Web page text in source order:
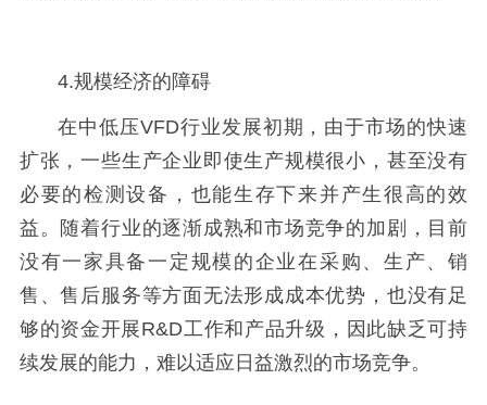
4.规模经济的障碍
在中低压VFD行业发展初期，由于市场的快速
扩张，一些生产企业即使生产规模很小，甚至没有
必要的检测设备，也能生存下来并产生很高的效
益。随着行业的逐渐成熟和市场竞争的加剧，目前
没有一家具备一定规模的企业在采购、生产、销
售、售后服务等方面无法形成成本优势，也没有足
够的资金开展R&D工作和产品升级，因此缺乏可持
续发展的能力，难以适应日益激烈的市场竞争。